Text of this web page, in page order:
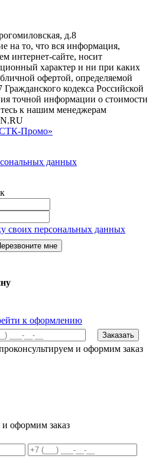
д.8
на то, что вся информация,
интернет-сайте, носит
характер и ни при каких
офертой, определяемой
кодекса Российской
точной информации о стоимости
к нашим менеджерам
Промо»
данных
своих персональных данных
мне
к оформлению
Заказать
и оформим заказ
оформим заказ